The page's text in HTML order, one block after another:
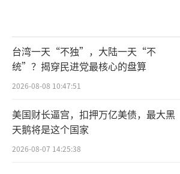
台湾一天“不独”，大陆一天“不
统”？揭穿民进党最核心的盘算
2026-08-08 10:47:51
美国财长逼宫，扣押万亿美债，最大黑
天鹅将是这个国家
2026-08-07 14:25:38